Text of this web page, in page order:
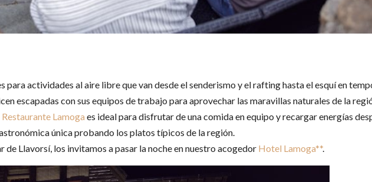
actividades al aire libre que van desde el senderismo y el rafting hasta el esquí en
escapadas con sus equipos de trabajo para aprovechar las maravillas naturales de la
Restaurante Lamoga es ideal para disfrutar de una comida en equipo y recargar energías
única probando los platos típicos de la región.
de Llavorsí, los invitamos a pasar la noche en nuestro acogedor Hotel Lamoga**.